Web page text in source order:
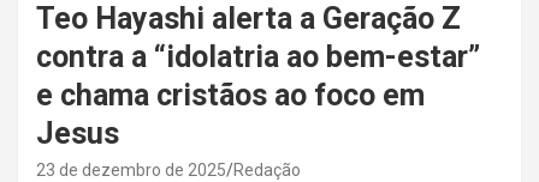
Teo Hayashi alerta a Geração Z
contra a “idolatria ao bem-estar”
e chama cristãos ao foco em
Jesus
23 de dezembro de 2025 Redação